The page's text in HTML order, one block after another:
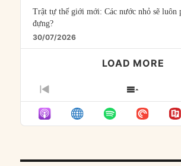
Trật tự thế giới mới: Các nước nhỏ sẽ luôn
đựng?
30/07/2026
LOAD MORE
PREVIOUS
EPISODE
SHOW
LIST